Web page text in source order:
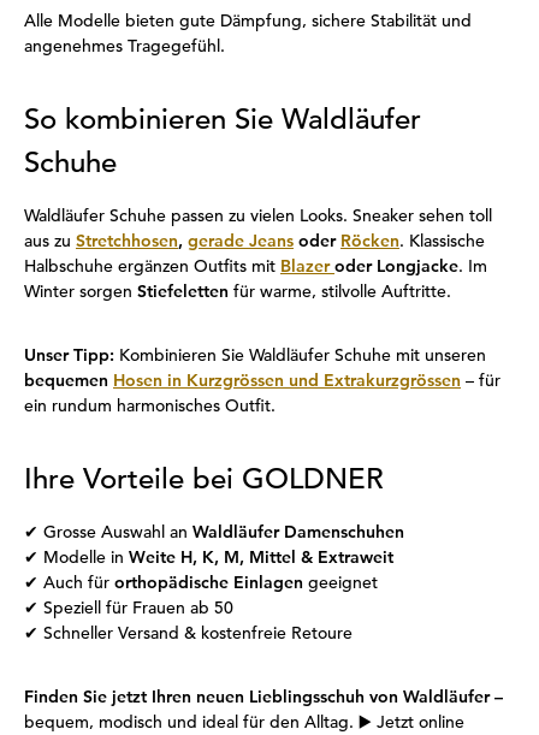
Alle Modelle bieten gute Dämpfung, sichere Stabilität und
angenehmes Tragegefühl.
So kombinieren Sie Waldläufer
Schuhe
Waldläufer Schuhe passen zu vielen Looks. Sneaker sehen toll
aus zu Stretchhosen, gerade Jeans oder Röcken. Klassische
Halbschuhe ergänzen Outfits mit Blazeroder Longjacke. Im
Winter sorgen Stiefeletten für warme, stilvolle Auftritte.
Unser Tipp: Kombinieren Sie Waldläufer Schuhe mit unseren
bequemen Hosen in Kurzgrössen und Extrakurzgrössen – für
ein rundum harmonisches Outfit.
Ihre Vorteile bei GOLDNER
✔ Grosse Auswahl an Waldläufer Damenschuhen
✔ Modelle in Weite H, K, M, Mittel & Extraweit
✔ Auch für orthopädische Einlagen geeignet
✔ Speziell für Frauen ab 50
✔ Schneller Versand & kostenfreie Retoure
Finden Sie jetzt Ihren neuen Lieblingsschuh von Waldläufer –
bequem, modisch und ideal für den Alltag. ▶️ Jetzt online